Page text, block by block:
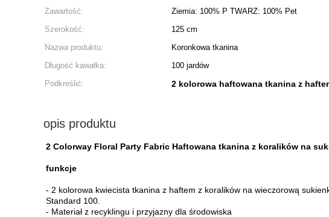
Zawartość: Ziemia: 100% P TWARZ: 100% Pet
Szerokość:
125 cm
Nazwa produktu:
Koronkowa tkanina
Długość kawałka:
100 jardów
Podkreślić:
2 kolorowa haftowana tkanina z
opis produktu
2 Colorway Floral Party Fabric Haftowana tkanina z koralików na
funkcje
- 2 kolorowa kwiecista tkanina z haftem z koralików na wieczorową
Standard 100.
- Materiał z recyklingu i przyjazny dla środowiska